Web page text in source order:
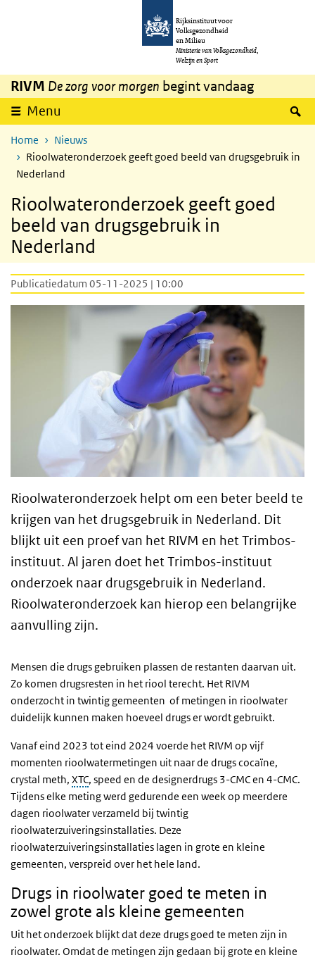
Overslaan en naar de inhoud gaan
Rijksinstituut voor
Volksgezondheid
en Milieu
Ministerie van Volksgezondheid,
Welzijn en Sport
RIVM De zorg voor morgen begint vandaag
Menu
Home
Nieuws
Rioolwateronderzoek geeft goed beeld van drugsgebruik in
Nederland
Rioolwateronderzoek geeft goed
beeld van drugsgebruik in
Nederland
Publicatiedatum 05-11-2025 | 10:00
Rioolwateronderzoek helpt om een beter beeld te
krijgen van het drugsgebruik in Nederland. Dit
blijkt uit een proef van het RIVM en het Trimbos-
instituut. Al jaren doet het Trimbos-instituut
onderzoek naar drugsgebruik in Nederland.
Rioolwateronderzoek kan hierop een belangrijke
aanvulling zijn.
Mensen die drugs gebruiken plassen de restanten daarvan uit.
Zo komen drugsresten in het riool terecht. Het RIVM
onderzocht in twintig gemeenten of metingen in rioolwater
duidelijk kunnen maken hoeveel drugs er wordt gebruikt.
Vanaf eind 2023 tot eind 2024 voerde het RIVM op vijf
momenten rioolwatermetingen uit naar de drugs cocaïne,
crystal meth, XTC, speed en de designerdrugs 3-CMC en 4-CMC.
Tijdens elke meting werd gedurende een week op meerdere
dagen rioolwater verzameld bij twintig
rioolwaterzuiveringsinstallaties. Deze
rioolwaterzuiveringsinstallaties lagen in grote en kleine
gemeenten, verspreid over het hele land.
Drugs in rioolwater goed te meten in
zowel grote als kleine gemeenten
Uit het onderzoek blijkt dat deze drugs goed te meten zijn in
rioolwater. Omdat de metingen zijn gedaan bij grote en kleine